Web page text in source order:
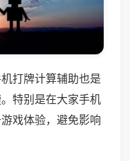
打牌计算辅助也是
特别是在大家手机
戏体验，避免影响